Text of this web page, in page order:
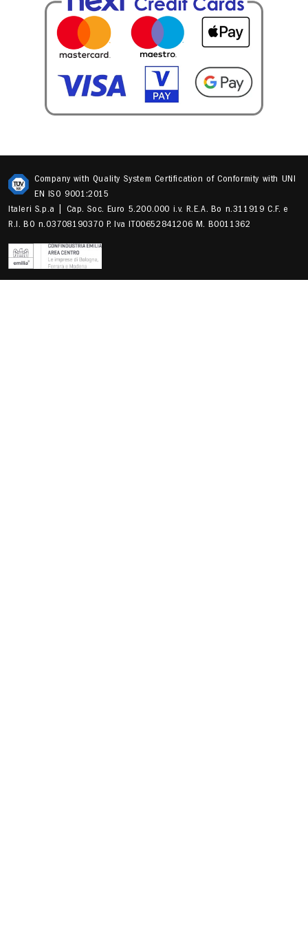
Company with Quality System Certification of Conformity with UNI
EN ISO 9001:2015
Italeri S.p.a | Cap. Soc. Euro 5.200.000 i.v. R.E.A. Bo n.311919 C.F. e
R.I. BO n.03708190370 P. Iva IT00652841206 M. B0011362